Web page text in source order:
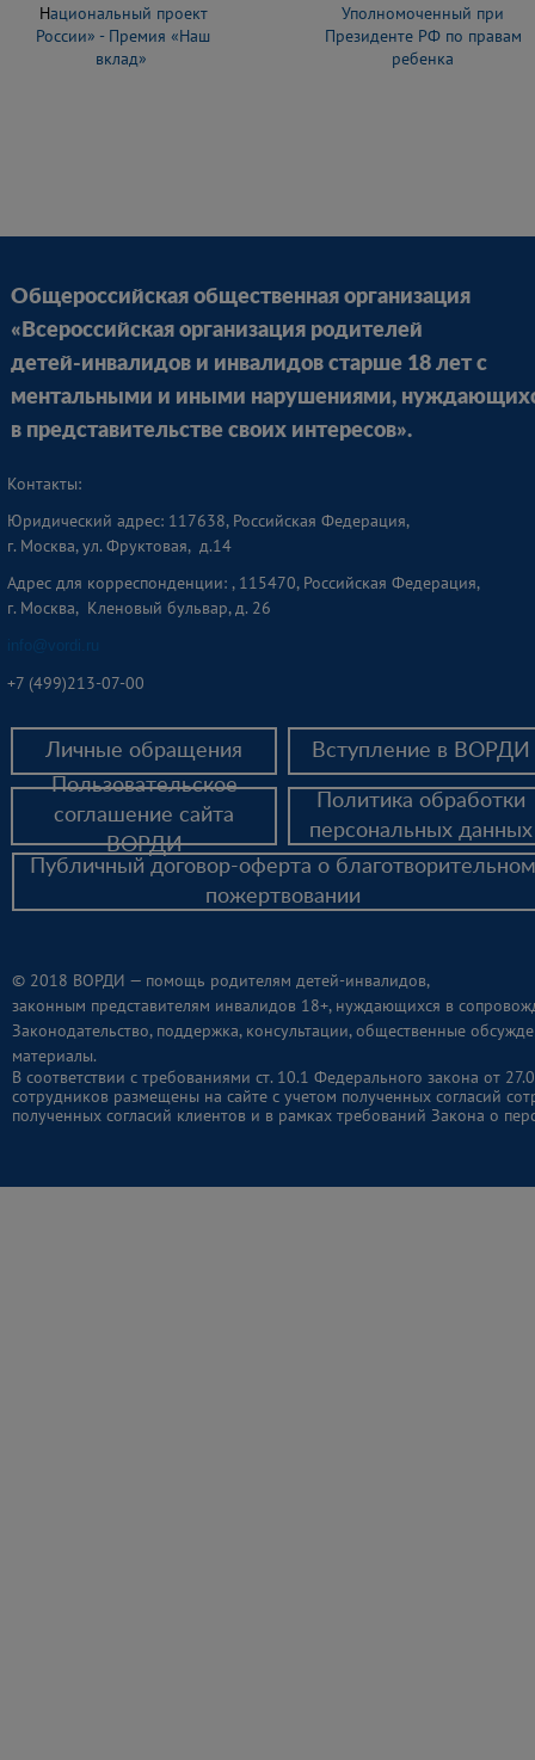
Уполномоченный при
Президенте РФ по правам
ребенка
Национальный проект
России» - Премия «Наш
вклад»
Общероссийская общественная организация
«Всероссийская организация родителей
детей-инвалидов и инвалидов старше 18 лет с
ментальными и иными нарушениями,
в представительстве своих интересов».
Контакты:
Юридический адрес: 117638, Российская Федерация,
г. Москва, ул. Фруктовая, д.14
Адрес для корреспонденции: , 115470, Российская Федерация,
г. Москва, Кленовый бульвар, д. 26
info@vordi.ru
+7 (499)213-07-00
Личные обращения
Вступление в ВОРДИ
Пользовательское
соглашение сайта
ВОРДИ
© 2018 ВОРДИ — помощь родителям детей-инвалидов,
законным представителям инвалидов 18+, нуждающихся в
Законодательство, поддержка, консультации, общественные
материалы.
Политика обработки
персональных данных
Публичный договор-оферта о благотворительном
пожертвовании
В соответствии с требованиями ст. 10.1 Федерального закона от
сотрудников размещены на сайте с учетом полученных согласий
полученных согласий клиентов и в рамках требований Закона о